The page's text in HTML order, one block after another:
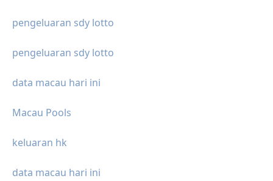
pengeluaran sdy lotto
pengeluaran sdy lotto
data macau hari ini
Macau Pools
keluaran hk
data macau hari ini